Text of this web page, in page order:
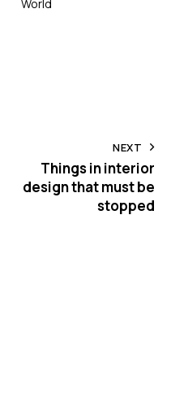
World
NEXT
Things in interior
design that must be
stopped